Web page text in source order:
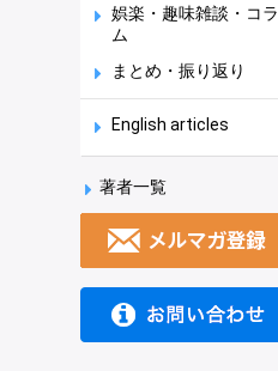
娯楽・趣味雑談・コラ
ム
まとめ・振り返り
English articles
著者一覧